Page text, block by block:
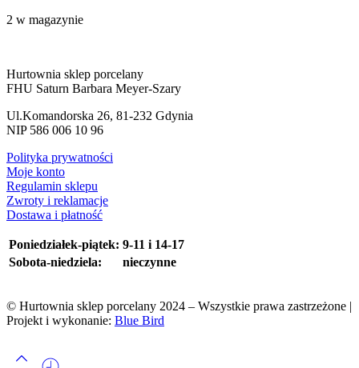
2 w magazynie
Hurtownia sklep porcelany
FHU Saturn Barbara Meyer-Szary
Ul.Komandorska 26, 81-232 Gdynia
NIP 586 006 10 96
Polityka prywatności
Moje konto
Regulamin sklepu
Zwroty i reklamacje
Dostawa i płatność
Poniedziałek-piątek: 9-11 i 14-17
Sobota-niedziela:
nieczynne
© Hurtownia sklep porcelany 2024 – Wszystkie prawa zastrzeżone |
Projekt i wykonanie: Blue Bird